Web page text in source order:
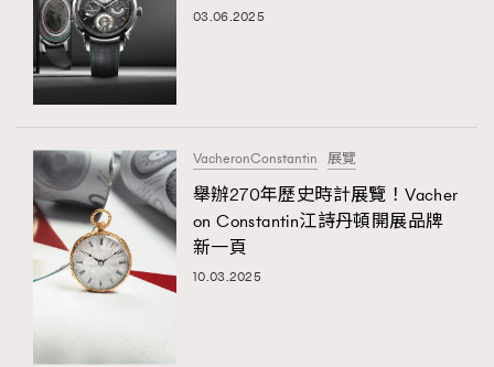
03.06.2025
VacheronConstantin 展覽
舉辦270年歷史時計展覽！Vacher
on Constantin江詩丹頓開展品牌
新一頁
10.03.2025